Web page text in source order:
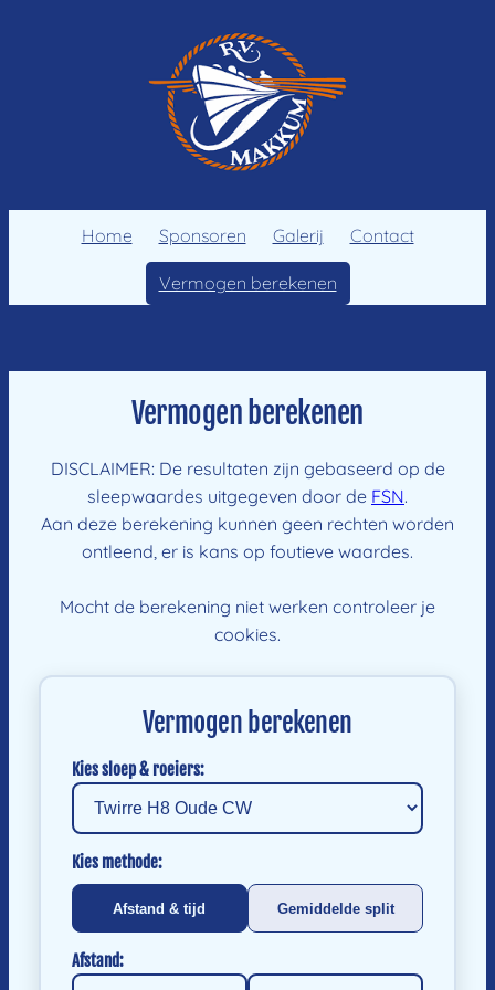
Home Sponsoren Galerij Contact
Vermogen berekenen
Vermogen berekenen
DISCLAIMER: De resultaten zijn gebaseerd op de
sleepwaardes uitgegeven door de FSN.
Aan deze berekening kunnen geen rechten worden
ontleend, er is kans op foutieve waardes.
Mocht de berekening niet werken controleer je
cookies.
Vermogen berekenen
Kies sloep & roeiers:
Kies methode:
Afstand & tijd Gemiddelde split
Afstand: